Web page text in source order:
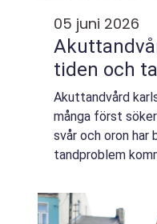
05 juni 2026
tiden och
Akuttandvård
många först
svår och oron har
tandproblem
t...